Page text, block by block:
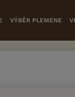
VÝBĚR PLEMENE